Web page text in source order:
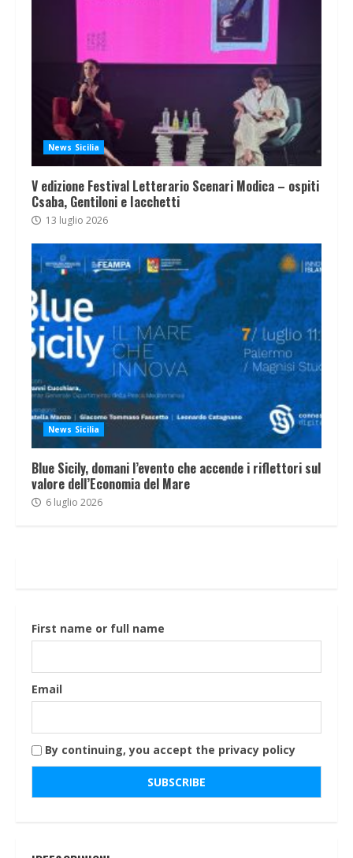
News Sicilia
V edizione Festival Letterario Scenari Modica – ospiti
Csaba, Gentiloni e Iacchetti
13 luglio 2026
News Sicilia
Blue Sicily, domani l’evento che accende i riflettori sul
valore dell’Economia del Mare
6 luglio 2026
First name or full name
Email
By continuing, you accept the privacy policy